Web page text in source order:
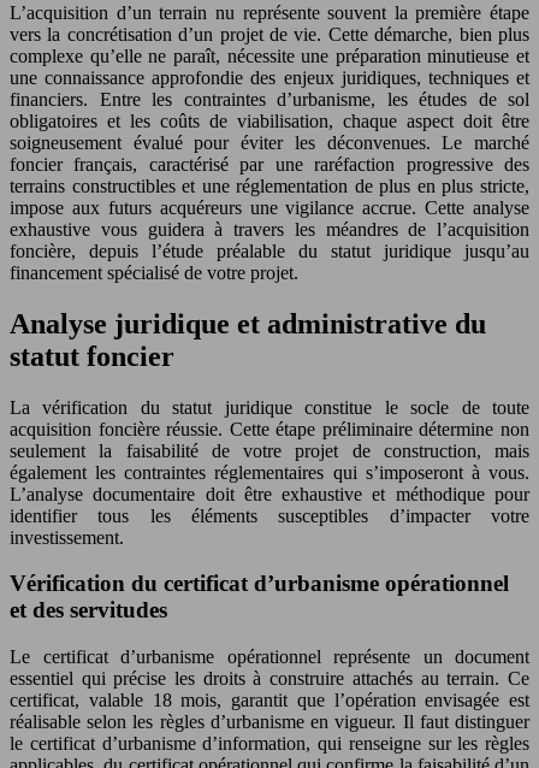
L’acquisition d’un terrain nu représente souvent la première étape
vers la concrétisation d’un projet de vie. Cette démarche, bien plus
complexe qu’elle ne paraît, nécessite une préparation minutieuse et
une connaissance approfondie des enjeux juridiques, techniques et
financiers. Entre les contraintes d’urbanisme, les études de sol
obligatoires et les coûts de viabilisation, chaque aspect doit être
soigneusement évalué pour éviter les déconvenues. Le marché
foncier français, caractérisé par une raréfaction progressive des
terrains constructibles et une réglementation de plus en plus stricte,
impose aux futurs acquéreurs une vigilance accrue. Cette analyse
exhaustive vous guidera à travers les méandres de l’acquisition
foncière, depuis l’étude préalable du statut juridique jusqu’au
financement spécialisé de votre projet.
Analyse juridique et administrative du
statut foncier
La vérification du statut juridique constitue le socle de toute
acquisition foncière réussie. Cette étape préliminaire détermine non
seulement la faisabilité de votre projet de construction, mais
également les contraintes réglementaires qui s’imposeront à vous.
L’analyse documentaire doit être exhaustive et méthodique pour
identifier tous les éléments susceptibles d’impacter votre
investissement.
Vérification du certificat d’urbanisme opérationnel
et des servitudes
Le certificat d’urbanisme opérationnel représente un document
essentiel qui précise les droits à construire attachés au terrain. Ce
certificat, valable 18 mois, garantit que l’opération envisagée est
réalisable selon les règles d’urbanisme en vigueur. Il faut distinguer
le certificat d’urbanisme d’information, qui renseigne sur les règles